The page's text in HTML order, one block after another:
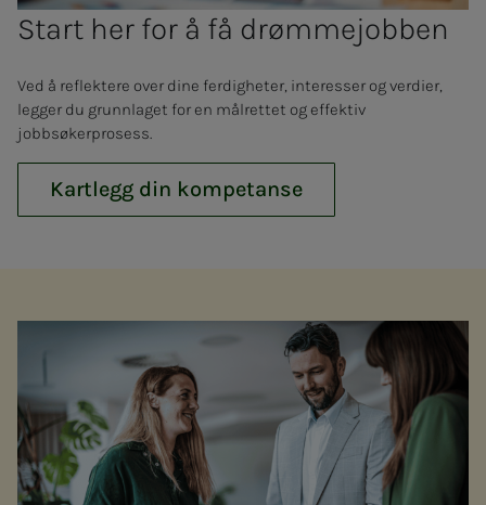
Start her for å få drømmejobben
Ved å reflektere over dine ferdigheter, interesser og verdier,
legger du grunnlaget for en målrettet og effektiv
jobbsøkerprosess.
Kartlegg din kompetanse